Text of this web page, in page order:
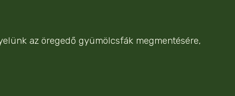
az öregedő gyümölcsfák megmentésére,